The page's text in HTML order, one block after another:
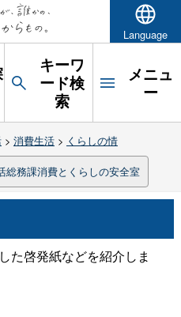
Language
キーワ
ード検
索
メニュ
ー
> 消費生活> くらしの情
総務課消費とくらしの安全室
た啓発紙などを紹介しま